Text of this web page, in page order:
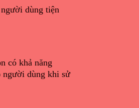
dùng tiện
có khả năng
người dùng khi sử